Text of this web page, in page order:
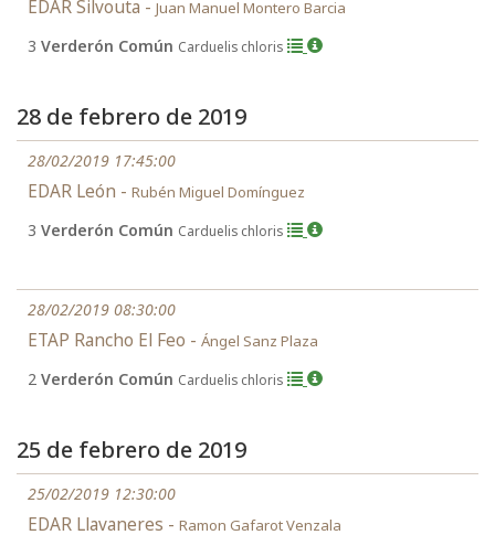
EDAR Silvouta - Juan Manuel Montero Barcia
3 Verderón Común Carduelis chloris
28 de febrero de 2019
28/02/2019 17:45:00
EDAR León - Rubén Miguel Domínguez
3 Verderón Común Carduelis chloris
28/02/2019 08:30:00
ETAP Rancho El Feo - Ángel Sanz Plaza
2 Verderón Común Carduelis chloris
25 de febrero de 2019
25/02/2019 12:30:00
EDAR Llavaneres - Ramon Gafarot Venzala